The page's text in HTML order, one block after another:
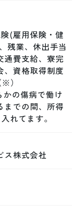
(雇用保険・健
残業、休出手当
通費支給、寮完
、資格取得制度
）
の傷病で働け
までの間、所得
れてます。
ス株式会社